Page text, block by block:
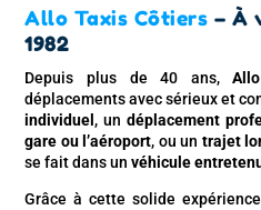
Allo Taxis Côtiers – À
1982
Depuis plus de 40 ans,
déplacements avec sérieux et
individuel, undéplacement
gare ou l’aéroport, ou un trajet
se fait dans unvéhicule
Grâce à cette solide